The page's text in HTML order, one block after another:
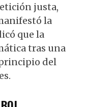
justa,
la
que la
tras una
del